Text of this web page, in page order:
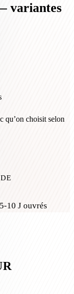
variantes
qu’on choisit selon
10 J ouvrés